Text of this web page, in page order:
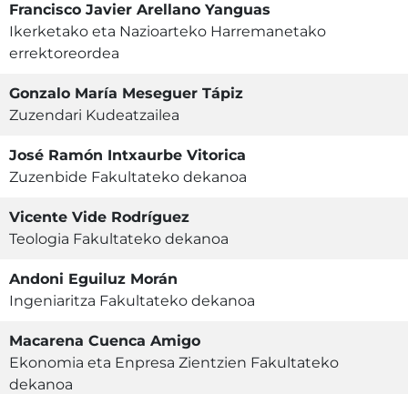
Francisco Javier Arellano Yanguas
Ikerketako eta Nazioarteko Harremanetako
errektoreordea
Gonzalo María Meseguer Tápiz
Zuzendari Kudeatzailea
José Ramón Intxaurbe Vitorica
Zuzenbide Fakultateko dekanoa
Vicente Vide Rodríguez
Teologia Fakultateko dekanoa
Andoni Eguiluz Morán
Ingeniaritza Fakultateko dekanoa
Macarena Cuenca Amigo
Ekonomia eta Enpresa Zientzien Fakultateko
dekanoa